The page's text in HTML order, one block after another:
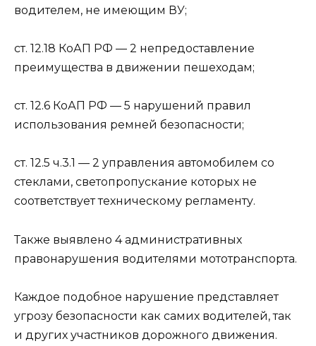
водителем, не имеющим ВУ;
ст. 12.18 КоАП РФ — 2 непредоставление
преимущества в движении пешеходам;
ст. 12.6 КоАП РФ — 5 нарушений правил
использования ремней безопасности;
ст. 12.5 ч.3.1 — 2 управления автомобилем со
стеклами, светопропускание которых не
соответствует техническому регламенту.
Также выявлено 4 административных
правонарушения водителями мототранспорта.
Каждое подобное нарушение представляет
угрозу безопасности как самих водителей, так
и других участников дорожного движения.